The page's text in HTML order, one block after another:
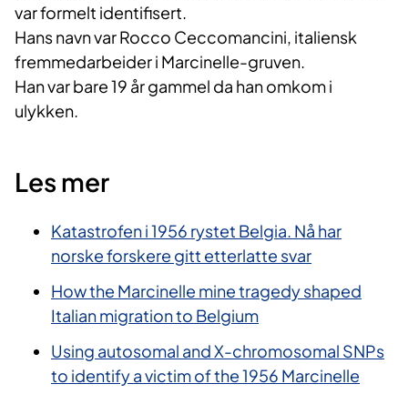
var formelt identifisert.
Hans navn var Rocco Ceccomancini, italiensk
fremmedarbeider i Marcinelle-gruven.
Han var bare 19 år gammel da han omkom i
ulykken.
Les mer
Katastrofen i 1956 rystet Belgia. Nå har
norske forskere gitt etterlatte svar
How the Marcinelle mine tragedy shaped
Italian migration to Belgium
Using autosomal and X-chromosomal SNPs
to identify a victim of the 1956 Marcinelle